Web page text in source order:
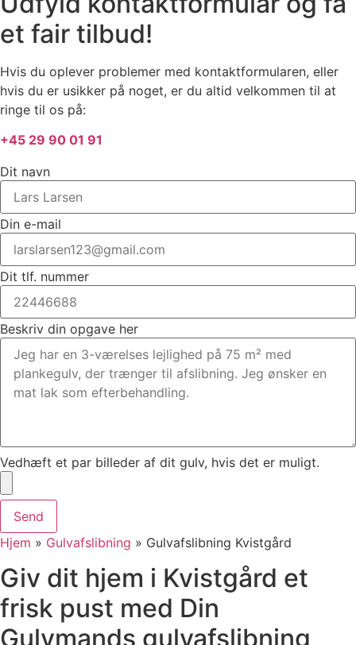
et fair tilbud!
Hvis du oplever problemer med kontaktformularen, eller
hvis du er usikker på noget, er du altid velkommen til at
ringe til os på:
+45 29 90 01 91
Dit navn
Din e-mail
Dit tlf. nummer
Beskriv din opgave her
Vedhæft et par billeder af dit gulv, hvis det er muligt.
Send
Hjem » Gulvafslibning » Gulvafslibning Kvistgård
Giv dit hjem i Kvistgård et
frisk pust med Din
Gulvmands gulvafslibning